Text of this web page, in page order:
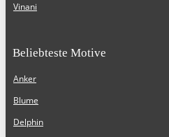
Vinani
Beliebteste Motive
Anker
Blume
Delphin